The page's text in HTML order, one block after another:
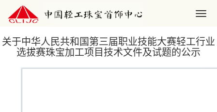
关于中华人民共和国第三届职业技能大赛轻工行业
选拔赛珠宝加工项目技术文件及试题的公示